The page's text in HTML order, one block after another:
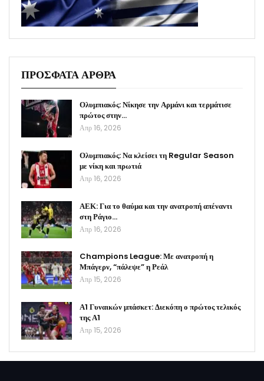
ΠΡΟΣΦΑΤΑ ΑΡΘΡΑ
Ολυμπιακός: Νίκησε την Αρμάνι και τερμάτισε
πρώτος στην…
Απρ 16, 2026
Ολυμπιακός: Να κλείσει τη Regular Season
με νίκη και πρωτιά
Απρ 16, 2026
ΑΕΚ: Για το θαύμα και την ανατροπή απέναντι
στη Ράγιο…
Απρ 16, 2026
Champions League: Με ανατροπή η
Μπάγερν, “πάλεψε” η Ρεάλ
Απρ 15, 2026
Α1 Γυναικών μπάσκετ: Διεκόπη ο πρώτος τελικός
της Α1
Απρ 15, 2026